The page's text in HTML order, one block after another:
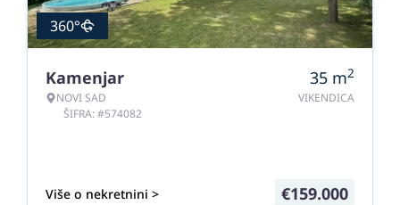
360°
Kamenjar
NOVI SAD
ŠIFRA: #574082
35 m2
VIKENDICA
Više o nekretnini > €159.000